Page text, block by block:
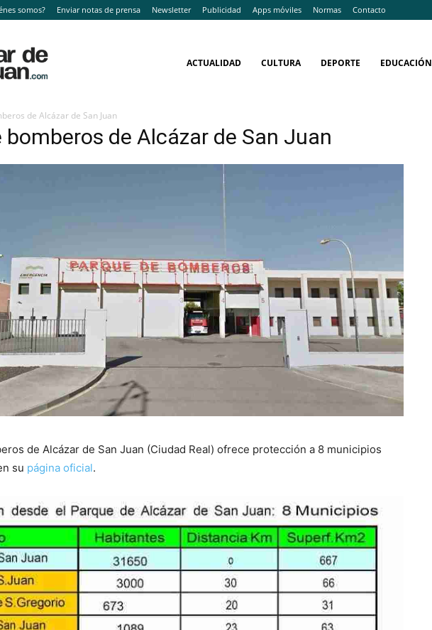
somos? Enviar notas de prensa Newsletter Publicidad Apps móviles Normas Contacto
ACTUALIDAD CULTURA DEPORTE EDUCACIÓN
de Alcázar de San Juan
bomberos de Alcázar de San Juan
de Alcázar de San Juan (Ciudad Real) ofrece protección a 8 municipios
su página oficial.